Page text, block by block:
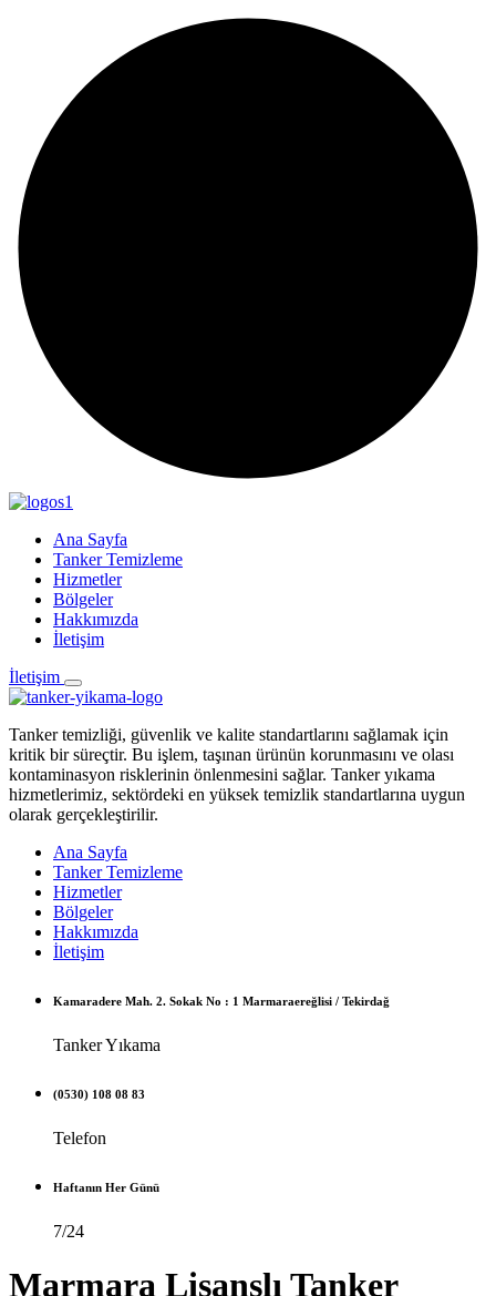
Ana Sayfa
Tanker Temizleme
Hizmetler
Bölgeler
Hakkımızda
İletişim
İletişim
Tanker temizliği, güvenlik ve kalite standartlarını sağlamak için
kritik bir süreçtir. Bu işlem, taşınan ürünün korunmasını ve olası
kontaminasyon risklerinin önlenmesini sağlar. Tanker yıkama
hizmetlerimiz, sektördeki en yüksek temizlik standartlarına uygun
olarak gerçekleştirilir.
Ana Sayfa
Tanker Temizleme
Hizmetler
Bölgeler
Hakkımızda
İletişim
Kamaradere Mah. 2. Sokak No : 1 Marmaraereğlisi / Tekirdağ
Tanker Yıkama
(0530) 108 08 83
Telefon
Haftanın Her Günü
7/24
Marmara Lisanslı Tanker